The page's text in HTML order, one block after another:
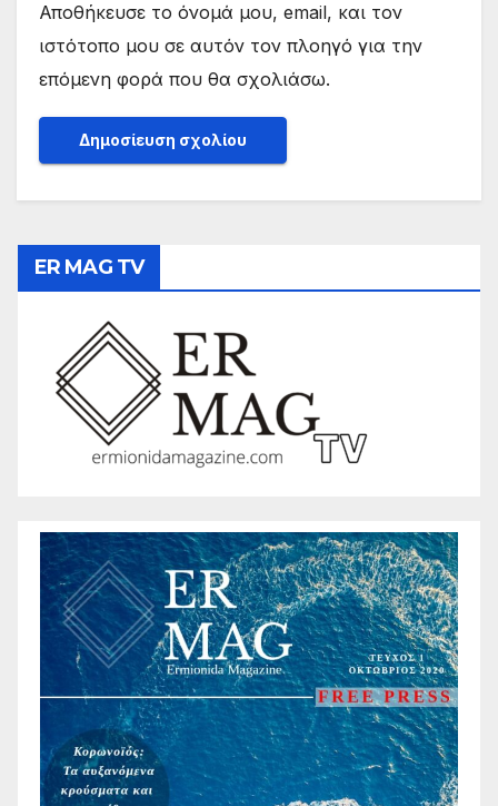
Αποθήκευσε το όνομά μου, email, και τον
ιστότοπο μου σε αυτόν τον πλοηγό για την
επόμενη φορά που θα σχολιάσω.
ER MAG TV